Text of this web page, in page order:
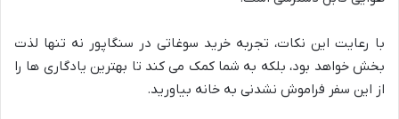
با رعایت این نکات، تجربه خرید سوغاتی در سنگاپور نه تنها لذت
بخش خواهد بود، بلکه به شما کمک می کند تا بهترین یادگاری ها را
از این سفر فراموش نشدنی به خانه بیاورید.